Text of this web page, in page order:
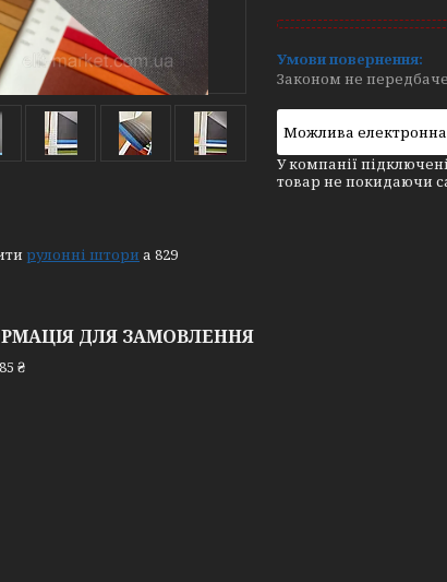
Законом не
У компанії
товар не покидаючи
рулонні штори а 829
ДЛЯ ЗАМОВЛЕННЯ
₴